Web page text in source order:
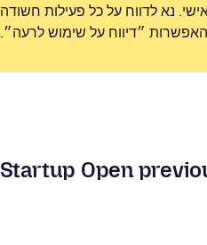
נא לדווח על כל פעילות חשודה
״דיווח על שימוש לרעה״.
Startup Open